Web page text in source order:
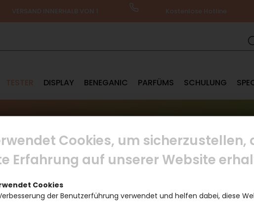
VERSAND INNERHALB VON 1 Kostenlose Hotline
TESTER DISPLAY BENEGANIC PARFÜMS SCHULUNG
Cookies, um sicherzustellen,
Erfahrung auf unserer Website
Cookies
der Benutzerführung verwendet und helfen dabei, diese